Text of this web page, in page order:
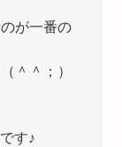
が一番の
＾＾；）
す♪